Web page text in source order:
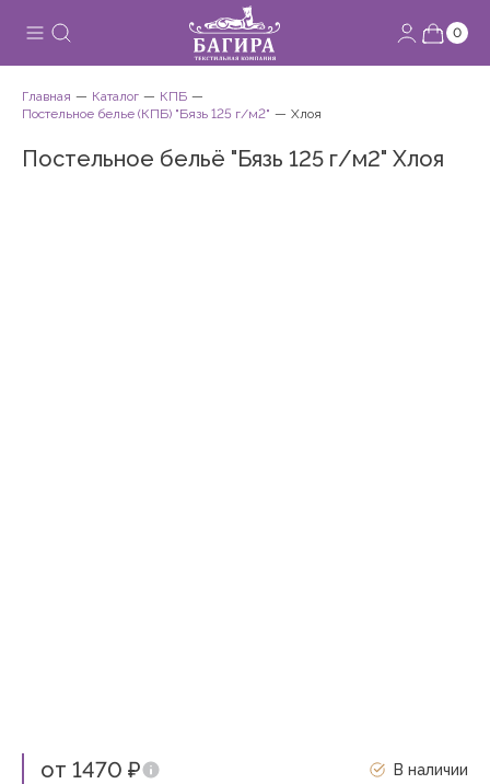
0
Главная Каталог
КПБ
Постельное белье (КПБ) "Бязь 125 г/м2"
Хлоя
Постельное бельё "Бязь 125 г/м2" Хлоя
от 1470 ₽ В наличии